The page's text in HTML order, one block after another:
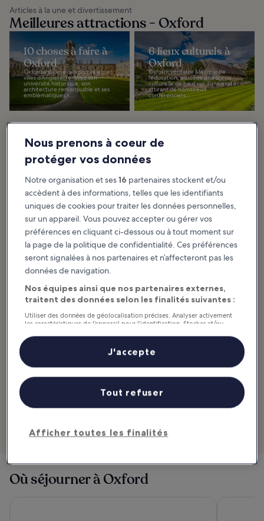
Articles à la une et divertissement
Meilleures attractions - Oxford
10 choses à faire à
Oxford
Oxford est l’une des plus célèbres
villes d’Angleterre, avec son
université historique, son
architecture remarquable et ses
emblématiques «...
6 lieux culturels à
Oxford
Oxford, véritable Mecque de
l’éducation, possède une scène
culturelle de haut vol, l’université
attirant de nombreux
conférenciers...
Les 5 meilleures
activités familiales
à Oxford
Oxford est avant tout connue
avec ses rues pavées fantaisistes,
bâtiments...
Destination Oxford : explorer par
catégorie
Sites et attractions
Gastronomie
Où séjourner à Oxford
Nous prenons à coeur de
protéger vos données
Notre organisation et ses16 partenaires stockent et/ou
accèdent à des informations, telles que les identifiants
uniques de cookies pour traiter les données personnelles,
sur un appareil. Vous pouvez accepter ou gérer vos
préférences en cliquant ci-dessous ou à tout moment sur
la page de la politique de confidentialité. Ces préférences
seront signalées à nos partenaires et n’affecteront pas les
données de navigation.
Nos équipes ainsi que nos partenaires externes,
traitent des données selon les finalités suivantes :
Utiliser des données de géolocalisation précises. Analyser activement
les caractéristiques de l’appareil pour l’identification. Stocker et/ou
personnalisés, mesure de performance des publicités et du contenu,
études d’audience et développement de services.
Liste de nos partenaires (fournisseurs)
Afficher toutes les finalités
Tout refuser
J'accepte